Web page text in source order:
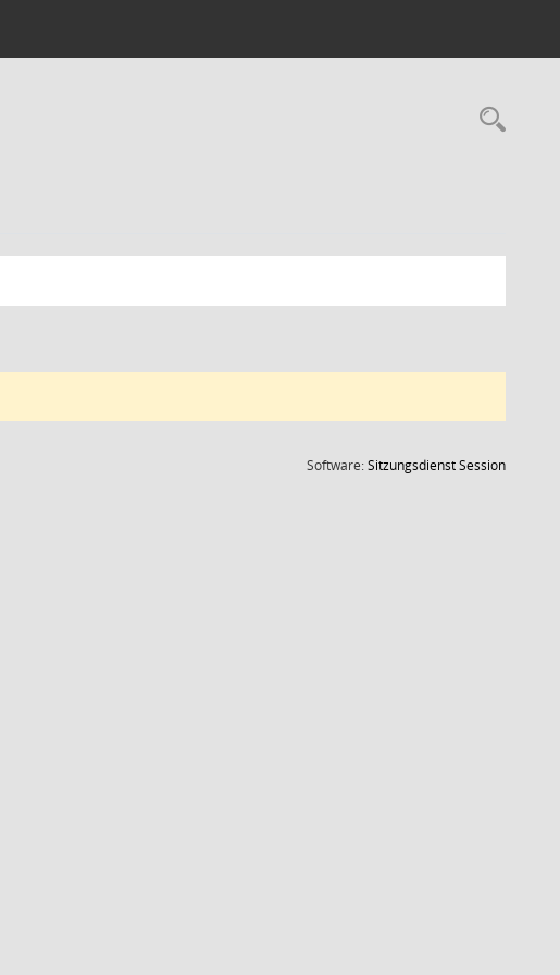
Software:SitzungsdienstSession(Wird in